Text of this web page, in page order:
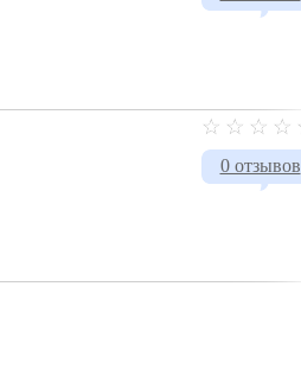
0 отзывов